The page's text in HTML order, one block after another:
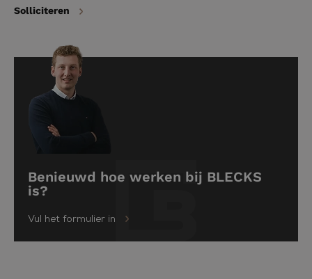
Solliciteren
Benieuwd hoe werken bij BLECKS
is?
Vul het formulier in